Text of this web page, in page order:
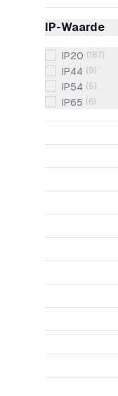
IP-Waarde
IP20 (187)
IP44 (9)
IP54 (5)
IP65 (6)